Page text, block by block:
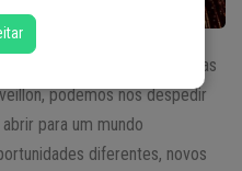
para novas experiências
podemos nos despedir
para um mundo
diferentes, novos